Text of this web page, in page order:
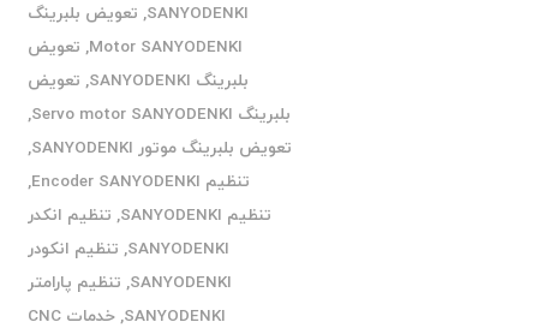
SANYODENKI
, تعویض بلبرینگ
Motor SANYODENKI
, تعویض
بلبرینگ SANYODENKI
, تعویض
بلبرینگ Servo motor SANYODENKI
,
تعویض بلبرینگ موتور SANYODENKI
,
تنظیم Encoder SANYODENKI
,
تنظیم SANYODENKI
, تنظیم انکدر
SANYODENKI
, تنظیم انکودر
SANYODENKI
, تنظیم پارامتر
SANYODENKI
, خدمات CNC